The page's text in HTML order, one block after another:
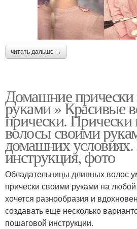
читать дальше →
Домашние
руками » Красивые
прически.
волосы своими
домашних
инструкция, фото
Обладательницы длинных волос
прически своими руками на
хочется разнообразия и
создавать еще несколько
пошаговой инструкции.